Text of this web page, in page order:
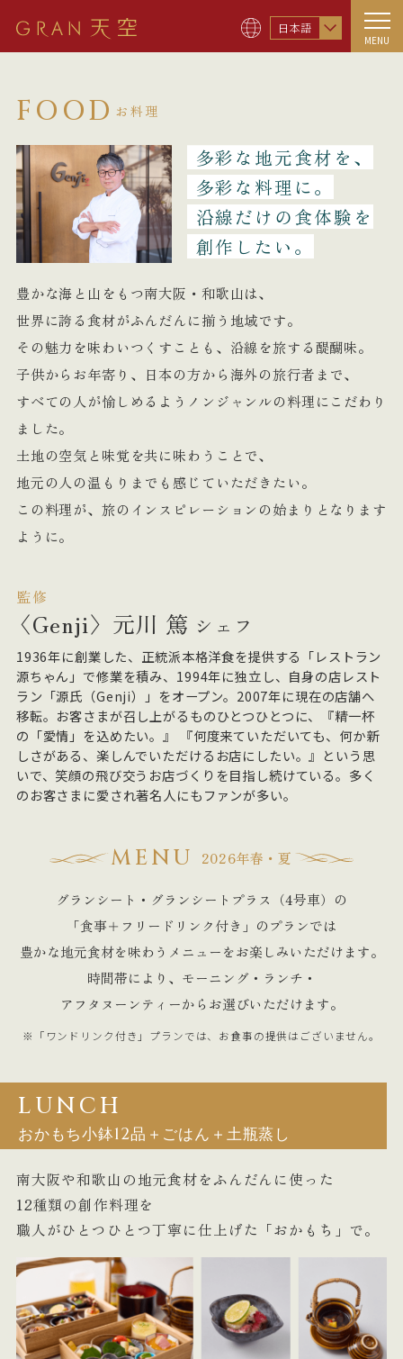
日本語
MENU
FOOD お料理
多彩な地元食材を、
多彩な料理に。
沿線だけの食体験を
創作したい。
豊かな海と山をもつ南大阪・和歌山は、
世界に誇る食材がふんだんに揃う地域です。
その魅力を味わいつくすことも、沿線を旅する醍醐味。
子供からお年寄り、日本の方から海外の旅行者まで、
すべての人が愉しめるようノンジャンルの料理にこだわり
ました。
土地の空気と味覚を共に味わうことで、
地元の人の温もりまでも感じていただきたい。
この料理が、旅のインスピレーションの始まりとなります
ように。
監修
〈Genji〉 元川 篤 シェフ
1936年に創業した、正統派本格洋食を提供する「レストラン
源ちゃん」で修業を積み、1994年に独立し、自身の店レスト
ラン「源氏（Genji）」をオープン。2007年に現在の店舗へ
移転。お客さまが召し上がるものひとつひとつに、『精一杯
の「愛情」を込めたい。』 『何度来ていただいても、何か新
しさがある、楽しんでいただけるお店にしたい。』という思
いで、笑顔の飛び交うお店づくりを目指し続けている。多く
のお客さまに愛され著名人にもファンが多い。
MENU 2026年春・夏
グランシート・グランシートプラス（4号車）の
「食事＋フリードリンク付き」のプランでは
豊かな地元食材を味わうメニューをお楽しみいただけます。
時間帯により、モーニング・ランチ・
アフタヌーンティーからお選びいただけます。
※「ワンドリンク付き」プランでは、お食事の提供はございません。
LUNCH
おかもち小鉢12品＋ごはん＋土瓶蒸し
南大阪や和歌山の地元食材をふんだんに使った
12種類の創作料理を
職人がひとつひとつ丁寧に仕上げた「おかもち」で。